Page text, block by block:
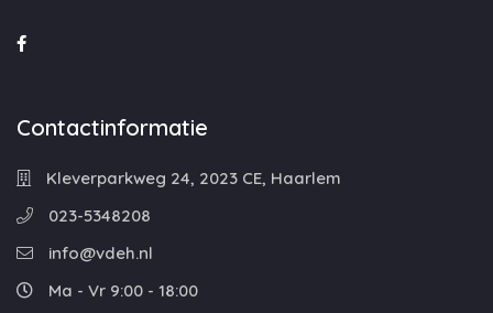
Contactinformatie
Kleverparkweg 24, 2023 CE, Haarlem
023-5348208
info@vdeh.nl
Ma - Vr 9:00 - 18:00